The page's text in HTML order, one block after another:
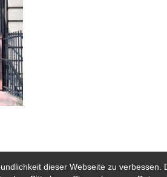
dieser Webseite zu verbessen.